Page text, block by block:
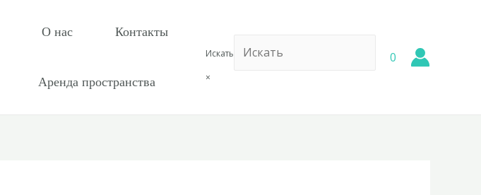
О нас Контакты
Аренда пространства
Искать
×
0